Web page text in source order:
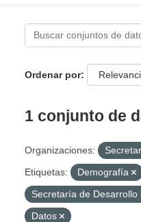
Ordenar por
1 conjunto de
Organizaciones:
Etiquetas:
Demografía
Secretaría de Desarrollo
Datos